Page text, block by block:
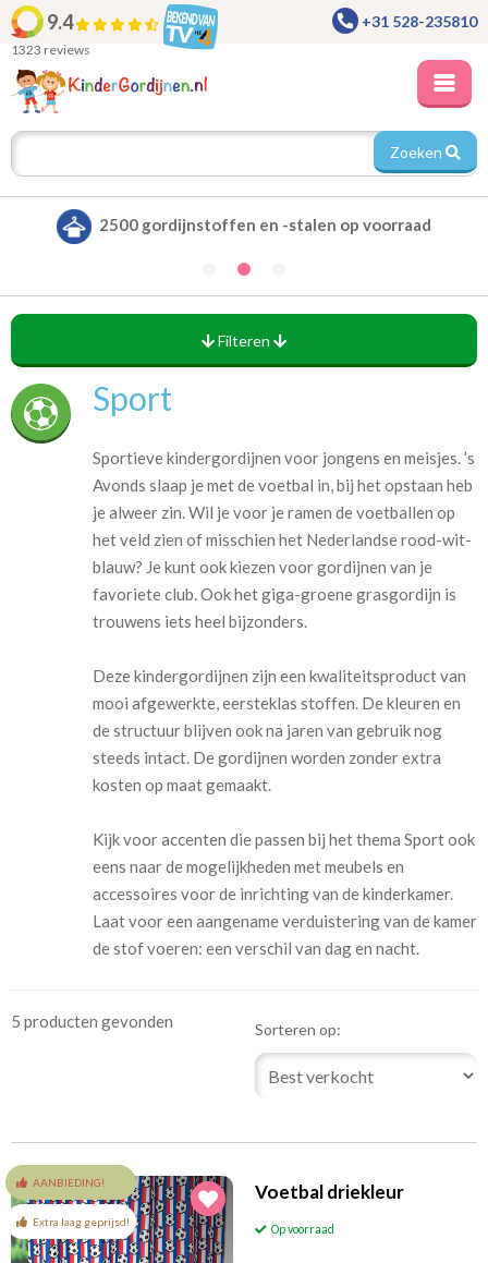
9.4
1323 reviews
+31 528-235810
Zoeken
2500 gordijnstoffen en -stalen op voorraad
Filteren
Sport
Sportieve kindergordijnen voor jongens en meisjes. ’s
Avonds slaap je met de voetbal in, bij het opstaan heb
je alweer zin. Wil je voor je ramen de voetballen op
het veld zien of misschien het Nederlandse rood-wit-
blauw? Je kunt ook kiezen voor gordijnen van je
favoriete club. Ook het giga-groene grasgordijn is
trouwens iets heel bijzonders.
Deze kindergordijnen zijn een kwaliteitsproduct van
mooi afgewerkte, eersteklas stoffen. De kleuren en
de structuur blijven ook na jaren van gebruik nog
steeds intact. De gordijnen worden zonder extra
kosten op maat gemaakt.
Kijk voor accenten die passen bij het thema Sport ook
eens naar de mogelijkheden met meubels en
accessoires voor de inrichting van de kinderkamer.
Laat voor een aangename verduistering van de kamer
de stof voeren: een verschil van dag en nacht.
5 producten gevonden Sorteren op:
AANBIEDING!
Extra laag geprijsd!
Voetbal driekleur
Op voorraad